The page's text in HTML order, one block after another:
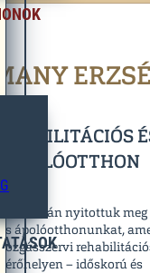
ÁPOLÓOTTHON
6-án nyitottuk meg
ápolóotthonunkat,
– időskorú és